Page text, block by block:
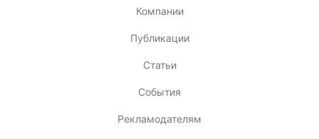
Компании
Публикации
Статьи
События
Рекламодателям